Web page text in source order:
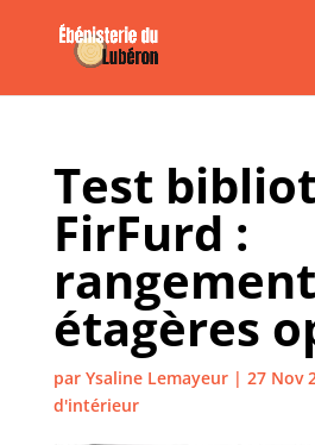
Test
FirFurd :
étagères
par Ysaline Lemayeur| 27 Nov
d'intérieur